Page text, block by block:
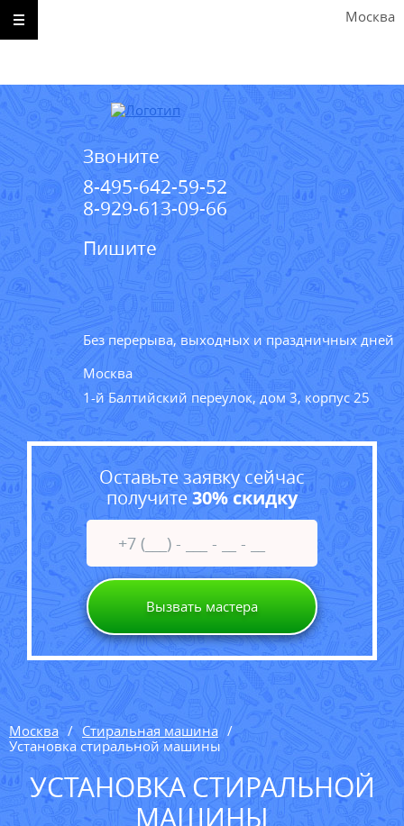
Москва
Звоните
8-495-642-59-52
8-929-613-09-66
Пишите
Без перерыва, выходных и праздничных дней
Москва
1-й Балтийский переулок, дом 3, корпус 25
Оставьте заявку сейчас
получите30% скидку
Вызвать мастера
Москва
Стиральная машина
Установка стиральной машины
УСТАНОВКА СТИРАЛЬНОЙ
МАШИНЫ